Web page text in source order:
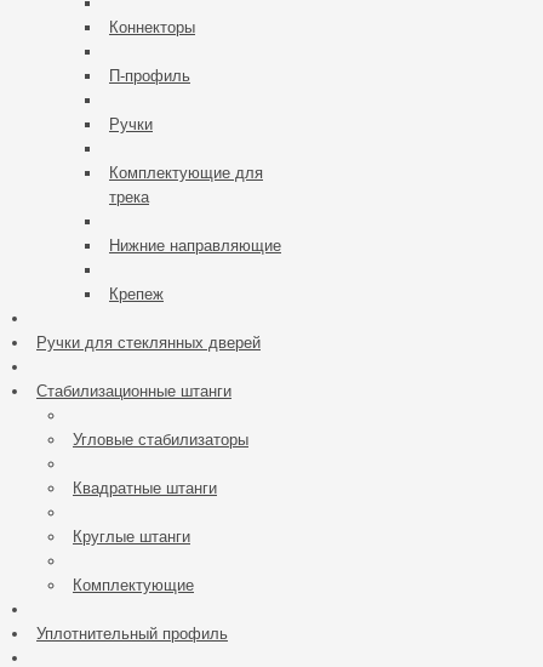
Коннекторы
П-профиль
Ручки
Комплектующие для
трека
Нижние направляющие
Крепеж
Ручки для стеклянных дверей
Стабилизационные штанги
Угловые стабилизаторы
Квадратные штанги
Круглые штанги
Комплектующие
Уплотнительный профиль